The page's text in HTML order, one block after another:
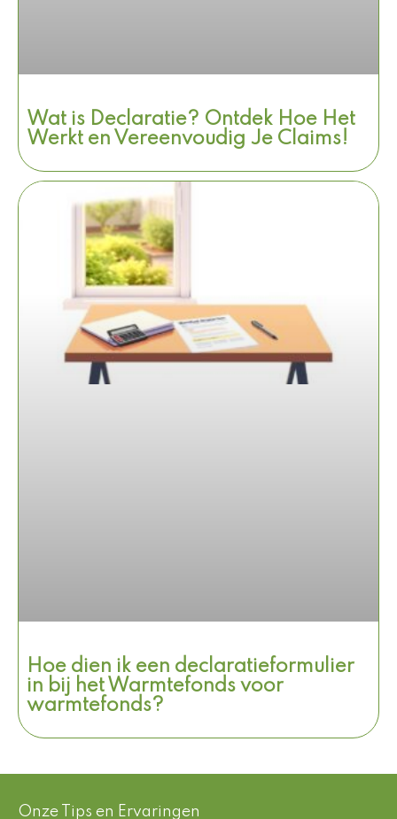
Wat is Declaratie? Ontdek Hoe Het
Werkt en Vereenvoudig Je Claims!
Hoe dien ik een declaratieformulier
in bij het Warmtefonds voor
warmtefonds?
Onze Tips en Ervaringen